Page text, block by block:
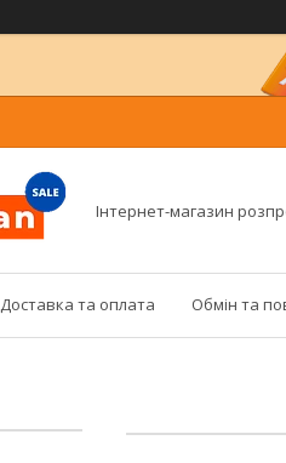
Інтернет-магазин
Доставка та оплата Обмін та